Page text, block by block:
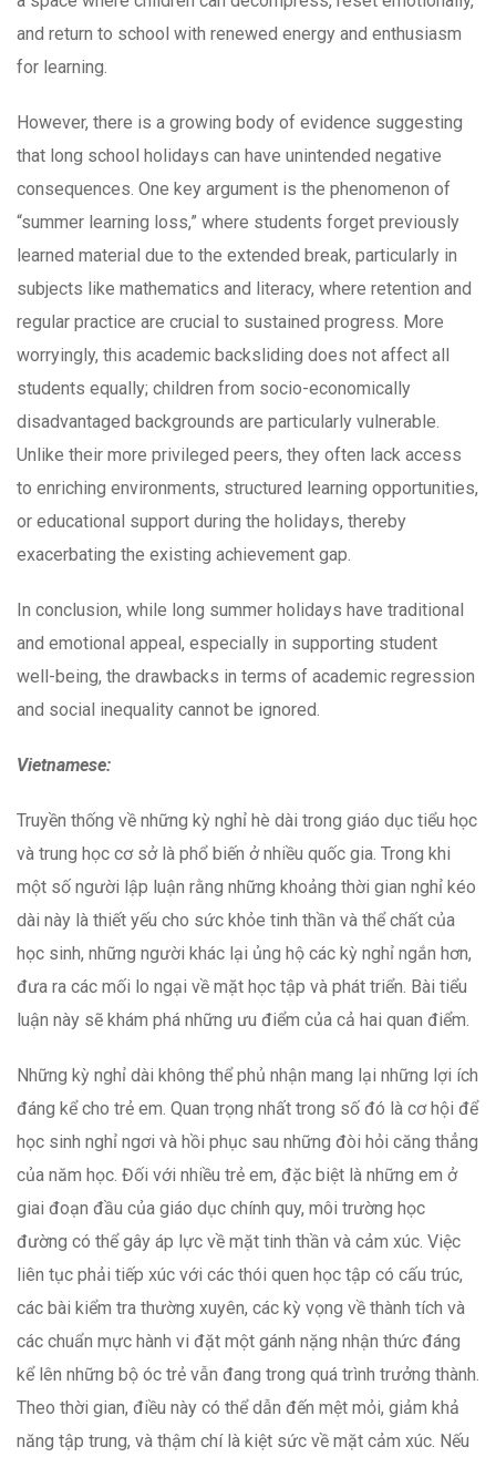
and return to school with renewed energy and enthusiasm
for learning.
However, there is a growing body of evidence suggesting
that long school holidays can have unintended negative
consequences. One key argument is the phenomenon of
“summer learning loss,” where students forget previously
learned material due to the extended break, particularly in
subjects like mathematics and literacy, where retention and
regular practice are crucial to sustained progress. More
worryingly, this academic backsliding does not affect all
students equally; children from socio-economically
disadvantaged backgrounds are particularly vulnerable.
Unlike their more privileged peers, they often lack access
to enriching environments, structured learning opportunities,
or educational support during the holidays, thereby
exacerbating the existing achievement gap.
In conclusion, while long summer holidays have traditional
and emotional appeal, especially in supporting student
well-being, the drawbacks in terms of academic regression
and social inequality cannot be ignored.
Vietnamese:
Truyền thống về những kỳ nghỉ hè dài trong giáo dục tiểu học
và trung học cơ sở là phổ biến ở nhiều quốc gia. Trong khi
một số người lập luận rằng những khoảng thời gian nghỉ kéo
dài này là thiết yếu cho sức khỏe tinh thần và thể chất của
học sinh, những người khác lại ủng hộ các kỳ nghỉ ngắn hơn,
đưa ra các mối lo ngại về mặt học tập và phát triển. Bài tiểu
luận này sẽ khám phá những ưu điểm của cả hai quan điểm.
Những kỳ nghỉ dài không thể phủ nhận mang lại những lợi ích
đáng kể cho trẻ em. Quan trọng nhất trong số đó là cơ hội để
học sinh nghỉ ngơi và hồi phục sau những đòi hỏi căng thẳng
của năm học. Đối với nhiều trẻ em, đặc biệt là những em ở
giai đoạn đầu của giáo dục chính quy, môi trường học
đường có thể gây áp lực về mặt tinh thần và cảm xúc. Việc
liên tục phải tiếp xúc với các thói quen học tập có cấu trúc,
các bài kiểm tra thường xuyên, các kỳ vọng về thành tích và
các chuẩn mực hành vi đặt một gánh nặng nhận thức đáng
kể lên những bộ óc trẻ vẫn đang trong quá trình trưởng thành.
Theo thời gian, điều này có thể dẫn đến mệt mỏi, giảm khả
năng tập trung, và thậm chí là kiệt sức về mặt cảm xúc. Nếu